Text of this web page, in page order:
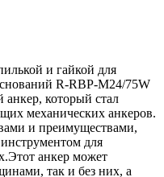
и гайкой для
R-RBP-M24/75W
который стал
механических анкеров.
и преимуществами,
для
анкер может
так и без них, а